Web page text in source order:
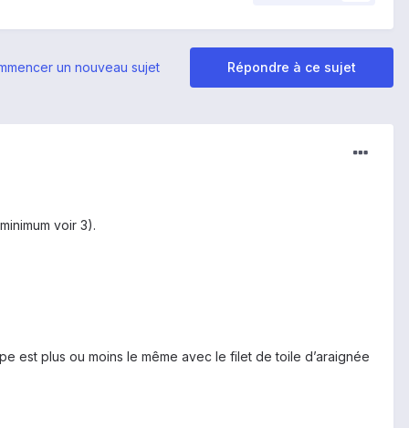
Répondre à ce sujet
un nouveau sujet
voir 3).
est plus ou moins le même avec le filet de toile d’araignée